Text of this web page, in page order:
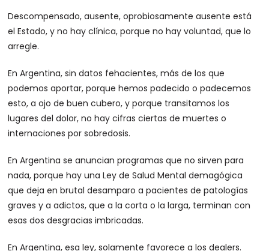
Descompensado, ausente, oprobiosamente ausente está
el Estado, y no hay clínica, porque no hay voluntad, que lo
arregle.
En Argentina, sin datos fehacientes, más de los que
podemos aportar, porque hemos padecido o padecemos
esto, a ojo de buen cubero, y porque transitamos los
lugares del dolor, no hay cifras ciertas de muertes o
internaciones por sobredosis.
En Argentina se anuncian programas que no sirven para
nada, porque hay una Ley de Salud Mental demagógica
que deja en brutal desamparo a pacientes de patologías
graves y a adictos, que a la corta o la larga, terminan con
esas dos desgracias imbricadas.
En Argentina, esa ley, solamente favorece a los dealers.